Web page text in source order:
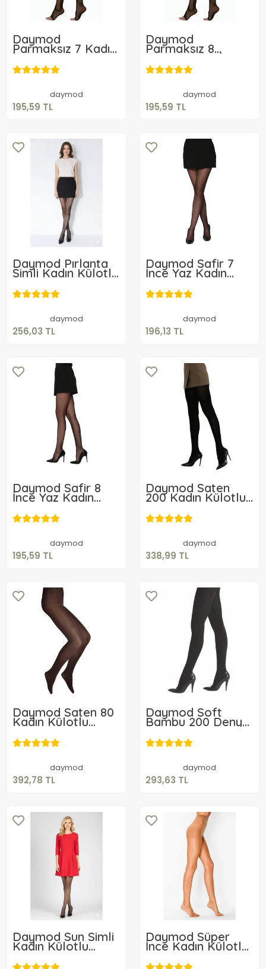
Daymod
Parmaksız 7 Kadın
İnce Külotlu Çorap
daymod
195,59 TL
195,59 TL
Daymod
Parmaksız 8
Denye kadın İnce
Kilotlu Çorap
daymod
195,59 TL
195,59 TL
Daymod Pırlanta
Simli Kadın Külotlu
Çorap
daymod
256,03 TL
256,03 TL
Daymod Safir 7
İnce Yaz Kadın
Külotlu Çorap
daymod
196,13 TL
196,13 TL
Daymod Safir 8
İnce Yaz Kadın
Külotlu Çorap
daymod
195,59 TL
195,59 TL
Daymod Saten
200 Kadın Külotlu
Çorap
daymod
338,99 TL
338,99 TL
Daymod Saten 80
Kadın Külotlu
Çorap
daymod
392,78 TL
392,78 TL
Daymod Soft
Bambu 200 Denye
Kadın Külotlu
Çorap
daymod
293,63 TL
293,63 TL
Daymod Sun Simli
Kadın Külotlu
Çorap195,59 TL
Daymod Süper
İnce Kadın Külotlu
Çorap156,80 TL